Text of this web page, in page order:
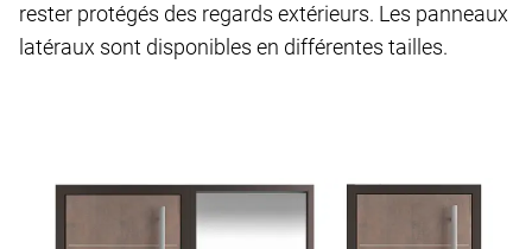
rester protégés des regards extérieurs. Les panneaux
latéraux sont disponibles en différentes tailles.